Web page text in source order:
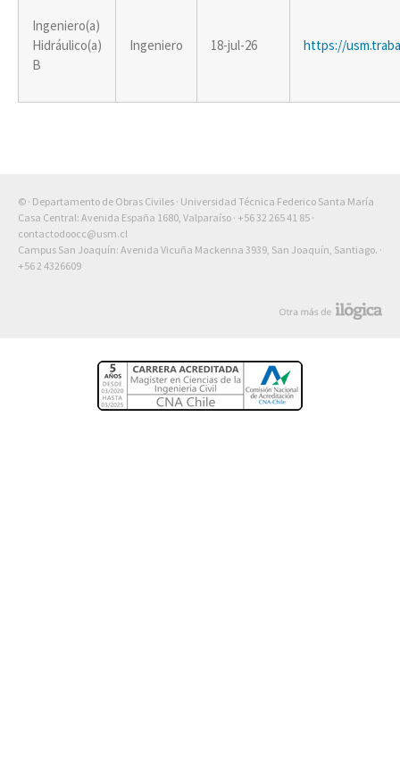
Ingeniero(a)
Hidráulico(a)
B
Ingeniero 18-jul-26 https://
© · Departamento de Obras Civiles · Universidad Técnica Federico Santa María
Casa Central: Avenida España 1680, Valparaíso · +56 32 265 41 85 ·
contactodoocc@usm.cl
Campus San Joaquín: Avenida Vicuña Mackenna 3939, San Joaquín, Santiago. ·
+56 2 4326609